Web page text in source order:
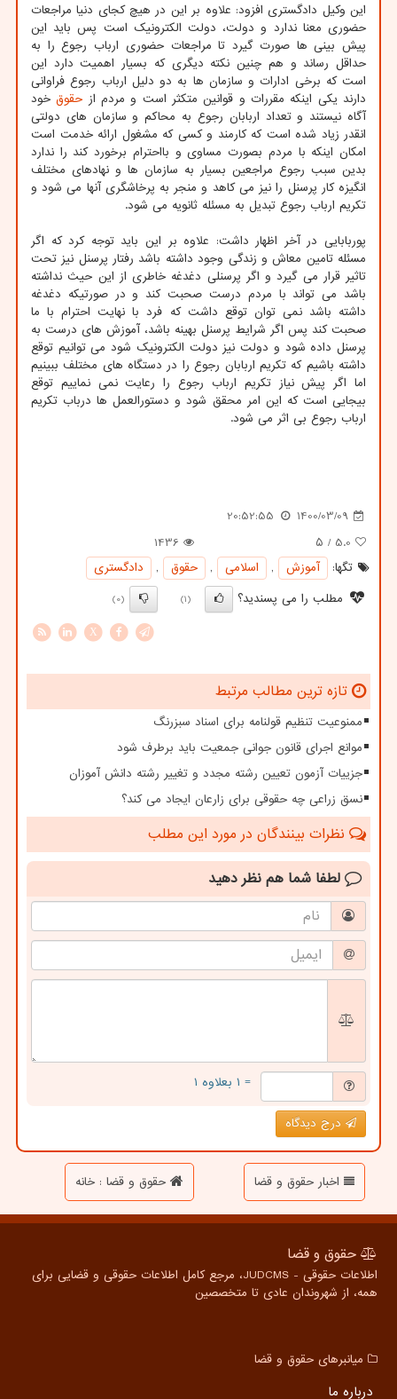
این وکیل دادگستری افزود: علاوه بر این در هیچ کجای دنیا مراجعات
حضوری معنا ندارد و دولت، دولت الکترونیک است پس باید این
پیش بینی ها صورت گیرد تا مراجعات حضوری ارباب رجوع را به
حداقل رساند و هم چنین نکته دیگری که بسیار اهمیت دارد این
است که برخی ادارات و سازمان ها به دو دلیل ارباب رجوع فراوانی
دارند یکی اینکه مقررات و قوانین متکثر است و مردم از حقوقخود
آگاه نیستند و تعداد اربابان رجوع به محاکم و سازمان های دولتی
انقدر زیاد شده است که کارمند و کسی که مشغول ارائه خدمت است
امکان اینکه با مردم بصورت مساوی و بااحترام برخورد کند را ندارد
بدین سبب رجوع مراجعین بسیار به سازمان ها و نهادهای مختلف
انگیزه کار پرسنل را نیز می کاهد و منجر به پرخاشگری آنها می شود و
تکریم ارباب رجوع تبدیل به مسئله ثانویه می شود.
پوربابایی در آخر اظهار داشت: علاوه بر این باید توجه کرد که اگر
مسئله تامین معاش و زندگی وجود داشته باشد رفتار پرسنل نیز تحت
تاثیر قرار می گیرد و اگر پرسنلی دغدغه خاطری از این حیث نداشته
باشد می تواند با مردم درست صحبت کند و در صورتیکه دغدغه
داشته باشد نمی توان توقع داشت که فرد با نهایت احترام با ما
صحبت کند پس اگر شرایط پرسنل بهینه باشد، آموزش های درست به
پرسنل داده شود و دولت نیز دولت الکترونیک شود می توانیم توقع
داشته باشیم که تکریم اربابان رجوع را در دستگاه های مختلف ببینیم
اما اگر پیش نیاز تکریم ارباب رجوع را رعایت نمی نماییم توقع
بیجایی است که این امر محقق شود و دستورالعمل ها درباب تکریم
ارباب رجوع بی اثر می شود.
1400/03/09
20:52:55
5.0 / ۵
1436
تگها:
آموزش , اسلامی , حقوق ,
دادگستری
مطلب را می پسندید؟
(1)
(0)
X
تازه ترین مطالب مرتبط
ممنوعیت تنظیم قولنامه برای اسناد سبزرنگ
موانع اجرای قانون جوانی جمعیت باید برطرف شود
جزییات آزمون تعیین رشته مجدد و تغییر رشته دانش آموزان
نسق زراعی چه حقوقی برای زارعان ایجاد می کند؟
نظرات بینندگان در مورد این مطلب
لطفا شما هم نظر دهید
= ۱ بعلاوه ۱
درج دیدگاه
اخبار حقوق و قضا حقوق و قضا : خانه
حقوق و قضا
اطلاعات حقوقی - JUDCMS، مرجع کامل اطلاعات حقوقی و قضایی برای
همه، از شهروندان عادی تا متخصصین
میانبرهای حقوق و قضا
درباره ما